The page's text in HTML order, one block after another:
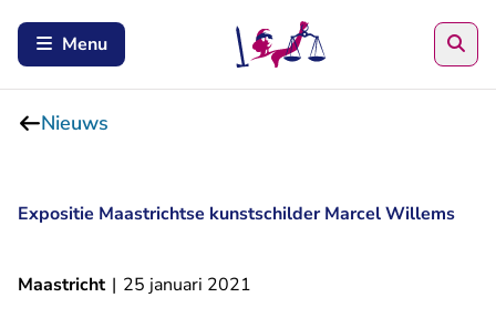
Menu
Nieuws
Expositie Maastrichtse kunstschilder Marcel Willems
Maastricht | 25 januari 2021